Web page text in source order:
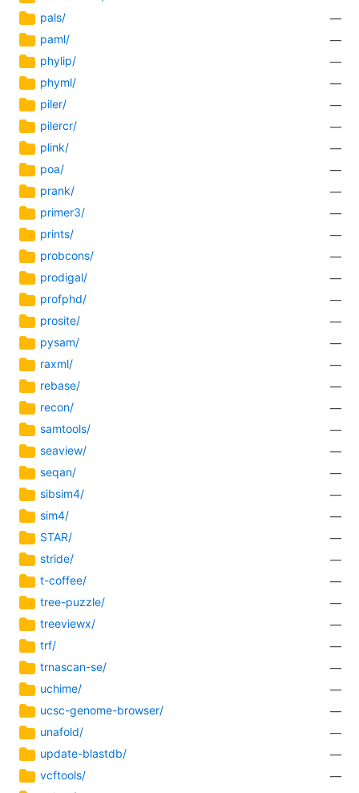
pals/
—
paml/
—
phylip/
—
phyml/
—
piler/
—
pilercr/
—
plink/
—
poa/
—
prank/
—
primer3/
—
prints/
—
probcons/
—
prodigal/
—
profphd/
—
prosite/
—
pysam/
—
raxml/
—
rebase/
—
recon/
—
samtools/
—
seaview/
—
seqan/
—
sibsim4/
—
sim4/
—
STAR/
—
stride/
—
t-coffee/
—
tree-puzzle/
—
treeviewx/
—
trf/
—
trnascan-se/
—
uchime/
—
ucsc-genome-browser/
—
unafold/
—
update-blastdb/
—
vcftools/
—